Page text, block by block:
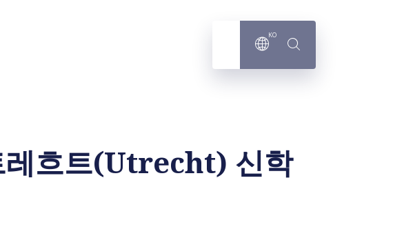
KO
레흐트(Utrecht) 신학